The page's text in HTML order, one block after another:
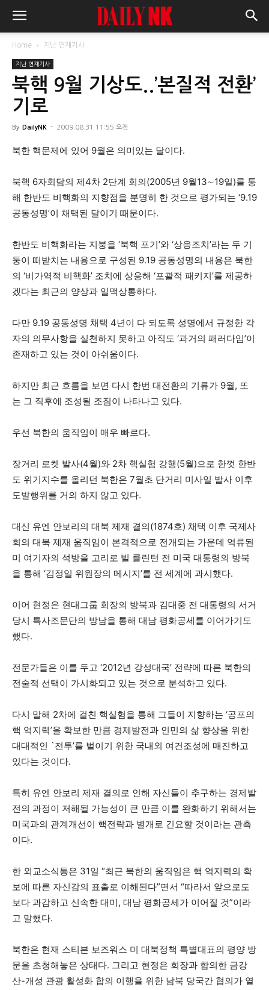
Home 지난 연재기사
지난 연재기사
북핵 9월 기상도..’본질적 전환’
기로
By DailyNK - 2009.08.31 11:55 오전
북한 핵문제에 있어 9월은 의미있는 달이다.
북핵 6자회담의 제4차 2단계 회의(2005년 9월13∼19일)를 통
해 한반도 비핵화의 지향점을 분명히 한 것으로 평가되는 ‘9.19
공동성명’이 채택된 달이기 때문이다.
한반도 비핵화라는 지붕을 ‘북핵 포기’와 ‘상응조치’라는 두 기
둥이 떠받치는 내용으로 구성된 9.19 공동성명의 내용은 북한
의 ‘비가역적 비핵화’ 조치에 상응해 ‘포괄적 패키지’를 제공하
겠다는 최근의 양상과 일맥상통하다.
다만 9.19 공동성명 채택 4년이 다 되도록 성명에서 규정한 각
자의 의무사항을 실천하지 못하고 아직도 ‘과거의 패러다임’이
존재하고 있는 것이 아쉬움이다.
하지만 최근 흐름을 보면 다시 한번 대전환의 기류가 9월, 또
는 그 직후에 조성될 조짐이 나타나고 있다.
우선 북한의 움직임이 매우 빠르다.
장거리 로켓 발사(4월)와 2차 핵실험 강행(5월)으로 한껏 한반
도 위기지수를 올리던 북한은 7월초 단거리 미사일 발사 이후
도발행위를 거의 하지 않고 있다.
대신 유엔 안보리의 대북 제재 결의(1874호) 채택 이후 국제사
회의 대북 제재 움직임이 본격적으로 전개되는 가운데 억류된
미 여기자의 석방을 고리로 빌 클린턴 전 미국 대통령의 방북
을 통해 ‘김정일 위원장의 메시지’를 전 세계에 과시했다.
이어 현정은 현대그룹 회장의 방북과 김대중 전 대통령의 서거
당시 특사조문단의 방남을 통해 대남 평화공세를 이어가기도
했다.
전문가들은 이를 두고 ‘2012년 강성대국’ 전략에 따른 북한의
전술적 선택이 가시화되고 있는 것으로 분석하고 있다.
다시 말해 2차에 걸친 핵실험을 통해 그들이 지향하는 ‘공포의
핵 억지력’을 확보한 만큼 경제발전과 인민의 삶 향상을 위한
대대적인 `전투’를 벌이기 위한 국내외 여건조성에 매진하고
있다는 것이다.
특히 유엔 안보리 제재 결의로 인해 자신들이 추구하는 경제발
전의 과정이 저해될 가능성이 큰 만큼 이를 완화하기 위해서는
미국과의 관계개선이 핵전략과 별개로 긴요할 것이라는 관측
이다.
한 외교소식통은 31일 “최근 북한의 움직임은 핵 억지력의 확
보에 따른 자신감의 표출로 이해된다”면서 “따라서 앞으로도
보다 과감하고 신속한 대미, 대남 평화공세가 이어질 것”이라
고 말했다.
북한은 현재 스티븐 보즈워스 미 대북정책 특별대표의 평양 방
문을 초청해놓은 상태다. 그리고 현정은 회장과 합의한 금강
산-개성 관광 활성화 합의 이행을 위한 남북 당국간 협의가 열